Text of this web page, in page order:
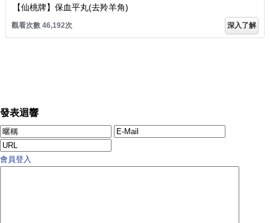
【仙桃牌】保血平丸(去羚羊角)
觀看次數 46,192次 深入了解
發表迴響
會員登入